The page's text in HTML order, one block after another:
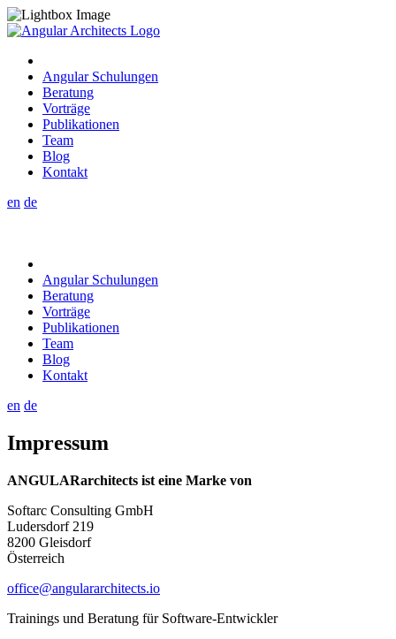
Angular Schulungen
Beratung
Vorträge
Publikationen
Team
Blog
Kontakt
en de
Angular Schulungen
Beratung
Vorträge
Publikationen
Team
Blog
Kontakt
en de
Impressum
ANGULARarchitects ist eine Marke von
Softarc Consulting GmbH
Ludersdorf 219
8200 Gleisdorf
Österreich
office@angulararchitects.io
Trainings und Beratung für Software-Entwickler